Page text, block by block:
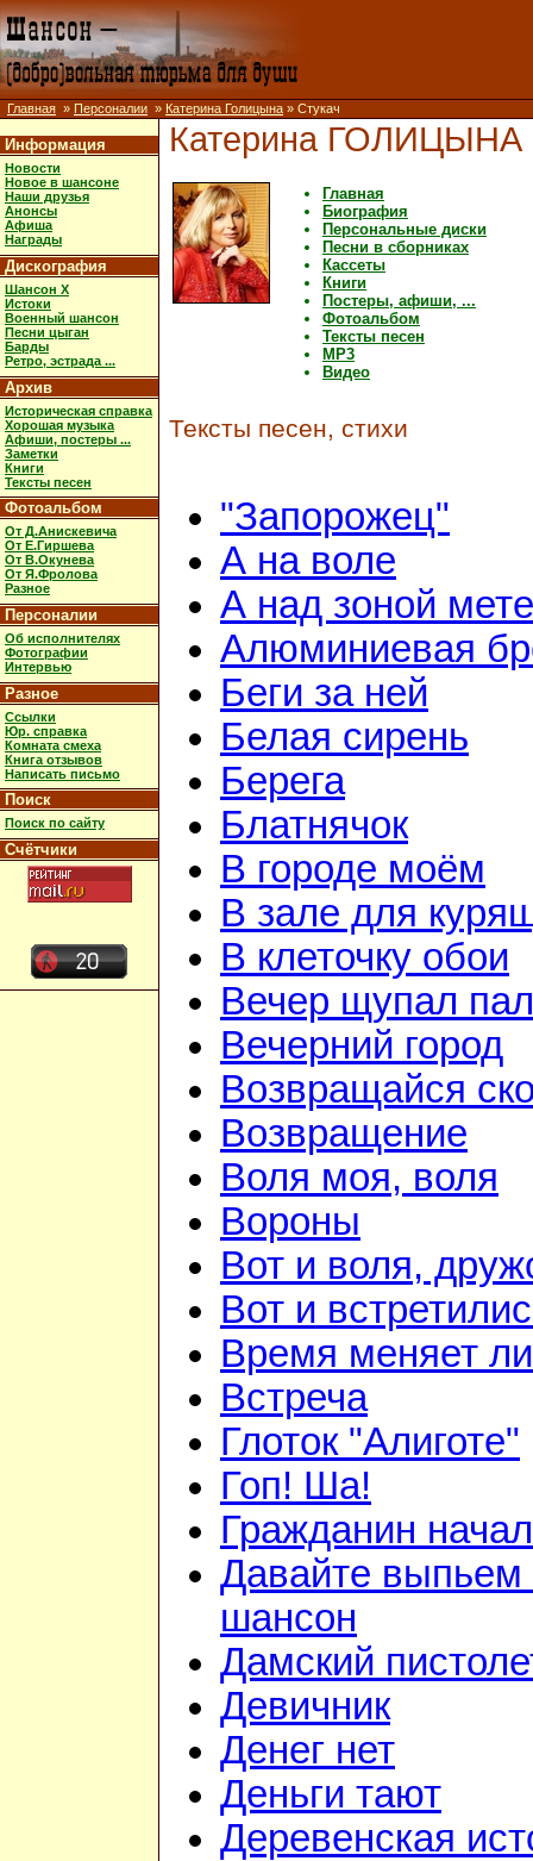
Главная » Персоналии » Катерина Голицына » Стукач
Информация
Новости
Новое в шансоне
Наши друзья
Анонсы
Афиша
Награды
Дискография
Шансон X
Истоки
Военный шансон
Песни цыган
Барды
Ретро, эстрада ...
Архив
Историческая справка
Хорошая музыка
Афиши, постеры ...
Заметки
Книги
Тексты песен
Фотоальбом
От Д.Анискевича
От Е.Гиршева
От В.Окунева
От Я.Фролова
Разное
Персоналии
Об исполнителях
Фотографии
Интервью
Разное
Ссылки
Юр. справка
Комната смеха
Книга отзывов
Написать письмо
Поиск
Поиск по сайту
Счётчики
Катерина ГОЛИЦЫНА
Главная
Биография
Персональные диски
Песни в сборниках
Кассеты
Книги
Постеры, афиши, ...
Фотоальбом
Тексты песен
MP3
Видео
Тексты песен, стихи
"Запорожец"
А на воле
А над зоной
Алюминиевая
Беги за ней
Белая сирень
Берега
Блатнячок
В городе моём
В зале для
В клеточку обои
Вечер щупал
Вечерний город
Возвращайся
Возвращение
Воля моя, воля
Вороны
Вот и воля,
Вот и
Время меняет
Встреча
Глоток "Алиготе"
Гоп! Ша!
Гражданин
Давайте выпьем
шансон
Дамский
Девичник
Денег нет
Деньги тают
Деревенская